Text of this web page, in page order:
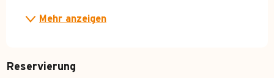
Mehr anzeigen
Reservierung